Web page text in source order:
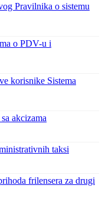
Pravilnika o sistemu
o PDV-u i
korisnike Sistema
akcizama
taksi
frilensera za drugi